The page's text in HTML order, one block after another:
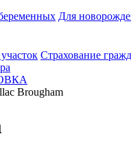
Для
Страхование
Brougham